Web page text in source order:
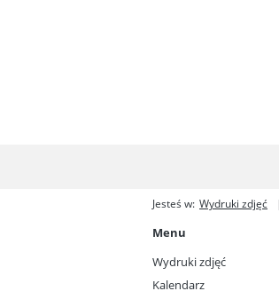
Jesteś w: Wydruki zdjęć
Menu
Wydruki zdjęć
Kalendarz